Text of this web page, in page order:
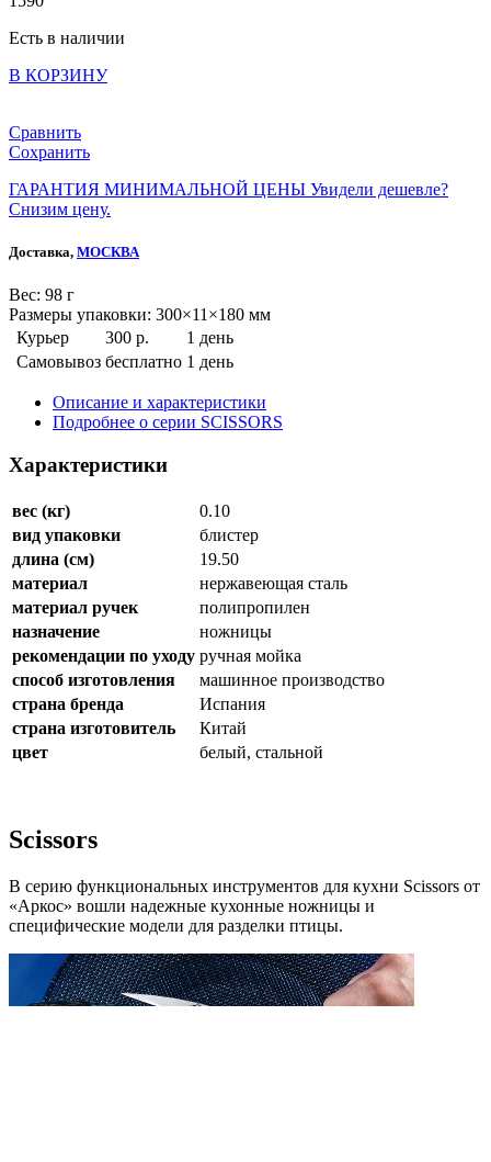
Есть в наличии
В КОРЗИНУ
Сравнить
Сохранить
ГАРАНТИЯ МИНИМАЛЬНОЙ ЦЕНЫ Увидели дешевле?
Снизим цену.
Доставка, МОСКВА
Веc: 98 г
Размеры упаковки: 300×11×180 мм
Курьер
300 р.
1 день
Самовывоз бесплатно 1 день
Описание и характеристики
Подробнее о серии SCISSORS
Характеристики
вес (кг)
0.10
вид упаковки
блистер
длина (см)
19.50
материал
нержавеющая сталь
материал ручек
полипропилен
назначение
ножницы
рекомендации по уходу ручная мойка
способ изготовления
машинное производство
страна бренда
Испания
страна изготовитель
Китай
цвет
белый, стальной
Scissors
В серию функциональных инструментов для кухни Scissors от
«Аркос» вошли надежные кухонные ножницы и
специфические модели для разделки птицы.